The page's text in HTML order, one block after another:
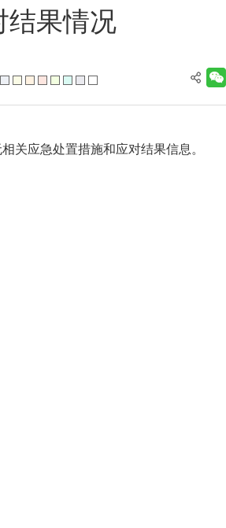
结果情况
关应急处置措施和应对结果信息。